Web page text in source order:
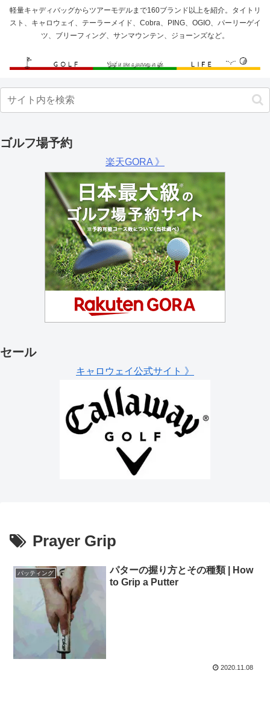
軽量キャディバッグからツアーモデルまで160ブランド以上を紹介。タイトリ
スト、キャロウェイ、テーラーメイド、Cobra、PING、OGIO、パーリーゲイ
ツ、ブリーフィング、サンマウンテン、ジョーンズなど。
ゴルフ場予約
楽天GORA 》
セール
キャロウェイ公式サイト 》
Prayer Grip
パッティング
パターの握り方とその種類 | How
to Grip a Putter
2020.11.08